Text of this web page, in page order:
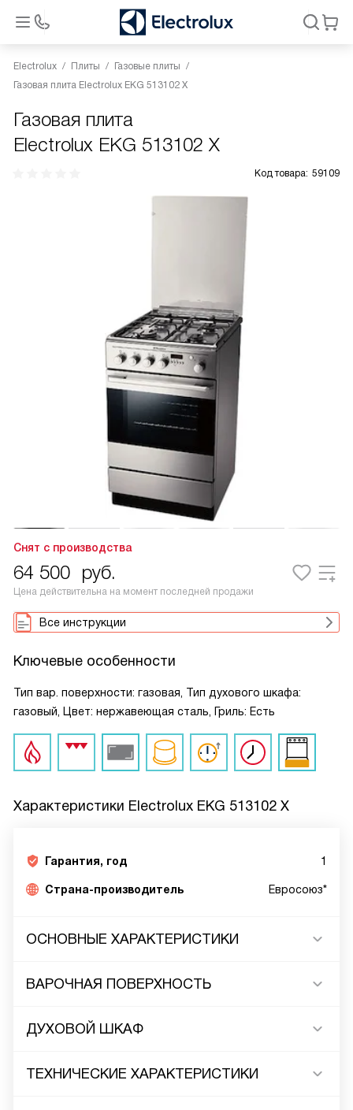
Electrolux Плиты
Газовые плиты
Газовая плита Electrolux EKG 513102 X
Газовая плита
Electrolux EKG 513102 X
Код товара: 59109
Снят с производства
64 500 руб.
Цена действительна на момент последней продажи
Все инструкции
Ключевые особенности
Тип вар. поверхности: газовая, Тип духового шкафа:
газовый, Цвет: нержавеющая сталь, Гриль: Есть
Характеристики Electrolux EKG 513102 X
Гарантия, год 1
Страна-производитель Евросоюз*
ОСНОВНЫЕ ХАРАКТЕРИСТИКИ
ВАРОЧНАЯ ПОВЕРХНОСТЬ
ДУХОВОЙ ШКАФ
ТЕХНИЧЕСКИЕ ХАРАКТЕРИСТИКИ